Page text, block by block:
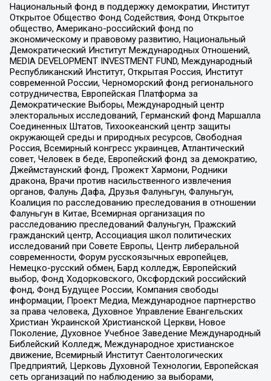
Национальный фонд в поддержку демократии, Институт
Открытое Общество Фонд Содействия, Фонд Открытое
общество, Американо-российский фонд по
экономическому и правовому развитию, Национальный
Демократический Институт Международных Отношений,
MEDIA DEVELOPMENT INVESTMENT FUND, Международный
Республиканский Институт, Открытая Россия, Институт
современной России, Черноморский фонд регионального
сотрудничества, Европейская Платформа за
Демократические Выборы, Международный центр
электоральных исследований, Германский фонд Маршалла
Соединенных Штатов, Тихоокеанский центр защиты
окружающей среды и природных ресурсов, Свободная
Россия, Всемирный конгресс украинцев, Атлантический
совет, Человек в беде, Европейский фонд за демократию,
Джеймстаунский фонд, Прожект Хармони, Родники
дракона, Врачи против насильственного извлечения
органов, Фалунь Дафа, Друзья Фалуньгун, Фалуньгун,
Коалиция по расследованию преследования в отношении
Фалуньгун в Китае, Всемирная организация по
расследованию преследований Фалуньгун, Пражский
гражданский центр, Ассоциация школ политических
исследований при Совете Европы, Центр либеральной
современности, Форум русскоязычных европейцев,
Немецко-русский обмен, Бард колледж, Европейский
выбор, Фонд Ходорковского, Оксфордский российский
фонд, Фонд Будущее России, Компания свободы
информации, Проект Медиа, Международное партнерство
за права человека, Духовное Управление Евангельских
Христиан Украинской Христианской Церкви, Новое
Поколение, Духовное Учебное Заведение Международный
Библейский Колледж, Международное христианское
движение, Всемирный Институт Саентологических
Предприятий, Церковь Духовной Технологии, Европейская
сеть организаций по наблюдению за выборами,